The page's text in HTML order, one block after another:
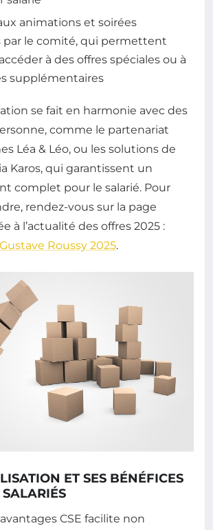
animations et soirées
par le comité, qui permettent
à des offres spéciales ou à
supplémentaires
se fait en harmonie avec des
comme le partenariat
Léa & Léo, ou les solutions de
Karos, qui garantissent un
complet pour le salarié. Pour
rendez-vous sur la page
à l’actualité des offres 2025 :
Roussy 2025.
ET SES BÉNÉFICES
CSE facilite non